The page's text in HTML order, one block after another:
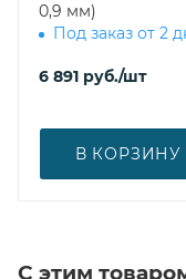
0,9 мм)
Под заказ от 2
6 891 руб./шт
В КОРЗИНУ
С этим